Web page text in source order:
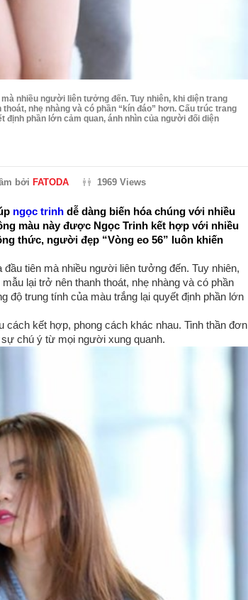
nhiều người liên tưởng đến. Tuy nhiên, khi diện trang
nhẹ nhàng và có phần “kín đáo” hơn. Cấu trúc trang
định phần lớn cảm quan, ánh nhìn của người đối diện
bởi FATODA 1969 Views
ngọc trinh dễ dàng biến hóa chúng với nhiều
màu này được Ngọc Trinh kết hợp với nhiều
thức, người đẹp “Vòng eo 56” luôn khiến
tiên mà nhiều người liên tưởng đến. Tuy nhiên,
lại trở nên thanh thoát, nhẹ nhàng và có phần
độ trung tính của màu trắng lại quyết định phần lớn
cách kết hợp, phong cách khác nhau. Tinh thần đơn
chú ý từ mọi người xung quanh.